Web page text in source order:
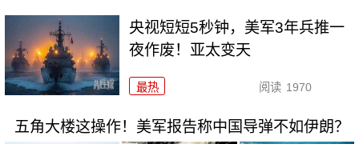
央视短短5秒钟，美军3年兵推一
夜作废！亚太变天
最热 阅读 1970
五角大楼这操作！美军报告称中国导弹不如伊朗？